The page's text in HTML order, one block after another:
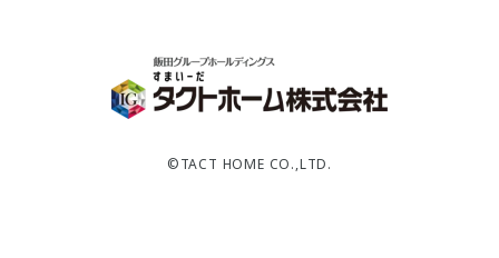
©TACT HOME CO.,LTD.